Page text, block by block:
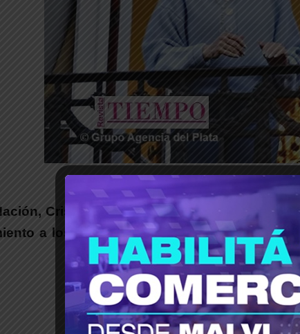
Cristina Fernández de Kirchner, se
a los estudiantes que habían